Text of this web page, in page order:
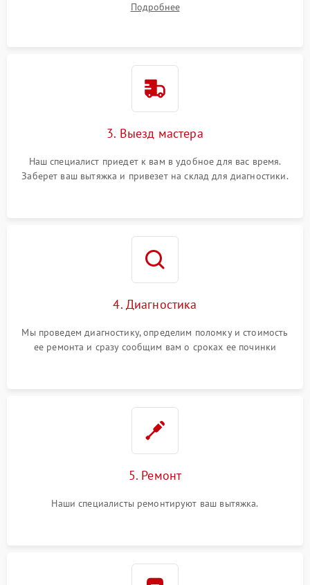
Подробнее
3. Выезд мастера
Наш специалист приедет к вам в удобное для вас время.
Заберет ваш вытяжка и привезет на склад для диагностики.
4. Диагностика
Мы проведем диагностику, определим поломку и стоимость
ее ремонта и сразу сообщим вам о сроках ее починки
5. Ремонт
Наши специалисты ремонтируют ваш вытяжка.